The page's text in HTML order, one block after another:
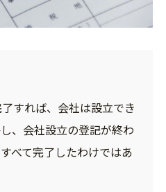
すれば、会社は設立でき
、会社設立の登記が終わ
べて完了したわけではあ